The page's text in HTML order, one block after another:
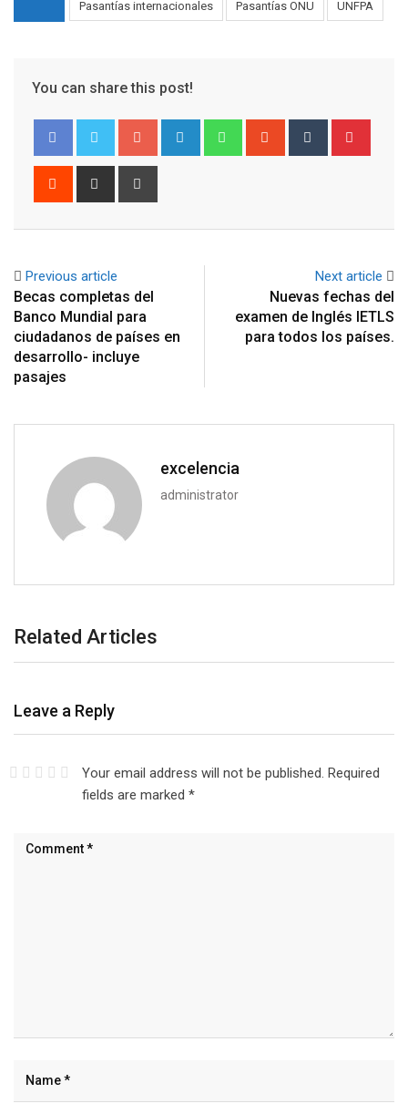
Pasantías internacionales Pasantías ONU UNFPA
You can share this post!
Google+ LinkedIn WhatsappStumbleUpon
Tumblr
Reddit
Share
Previous article
Becas completas del
Banco Mundial para
ciudadanos de países en
desarrollo- incluye
pasajes
Next article
Nuevas fechas del
examen de Inglés IETLS
para todos los países.
excelencia
administrator
Related Articles
Leave a Reply
Your email address will not be published. Required
fields are marked *